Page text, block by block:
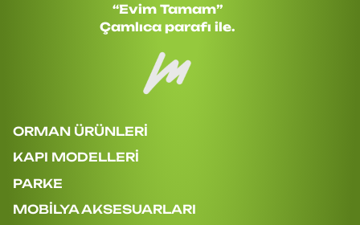
“Evim Tamam”
Çamlıca parafı ile.
ORMAN ÜRÜNLERİ
KAPI MODELLERİ
PARKE
MOBİLYA AKSESUARLARI